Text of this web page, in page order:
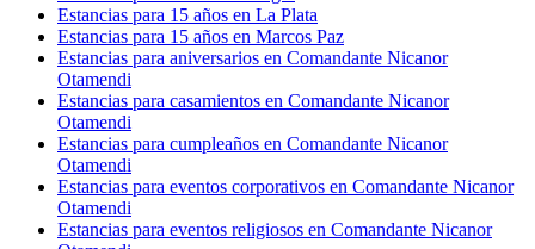
Estancias para 15 años en La Plata
Estancias para 15 años en Marcos Paz
Estancias para aniversarios en Comandante Nicanor
Otamendi
Estancias para casamientos en Comandante Nicanor
Otamendi
Estancias para cumpleaños en Comandante Nicanor
Otamendi
Estancias para eventos corporativos en Comandante Nicanor
Otamendi
Estancias para eventos religiosos en Comandante Nicanor